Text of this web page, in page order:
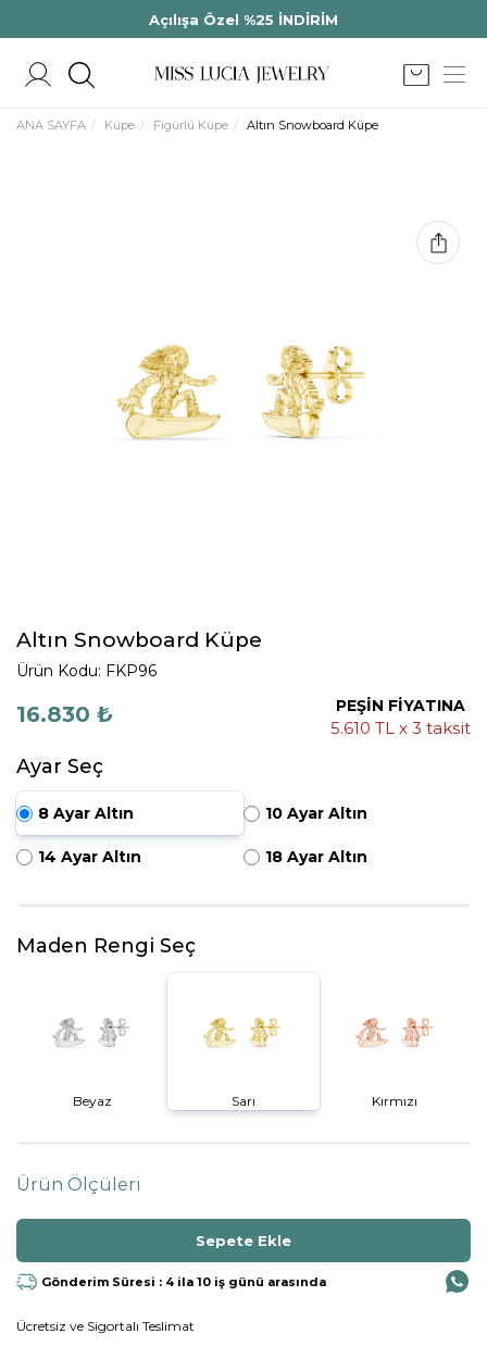
Açılışa Özel %25 İNDİRİM
ANA SAYFA Küpe Figürlü Küpe Altın Snowboard Küpe
Altın Snowboard Küpe
Ürün Kodu: FKP96
16.830 ₺ PEŞİN FİYATINA
5.610 TL x 3 taksit
Ayar Seç
8 Ayar Altın 10 Ayar Altın
14 Ayar Altın 18 Ayar Altın
Maden Rengi Seç
Beyaz Sarı Kırmızı
Ürün Ölçüleri
Gönderim Süresi : 4 ila 10 iş günü arasında
Ücretsiz ve Sigortalı Teslimat